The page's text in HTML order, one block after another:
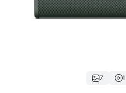
7 1